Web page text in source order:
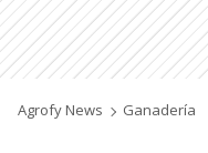
Agrofy News Ganadería